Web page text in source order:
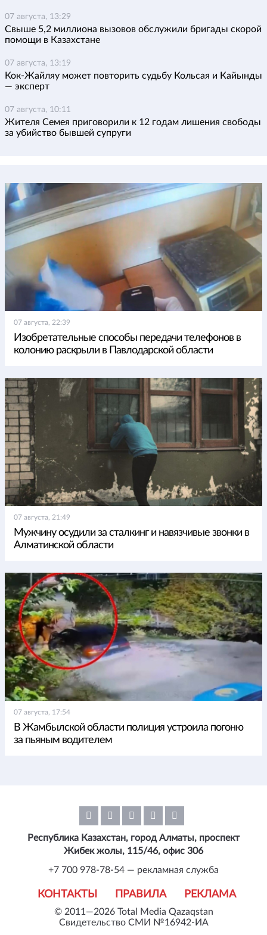
07 августа, 13:29
Свыше 5,2 миллиона вызовов обслужили бригады скорой
помощи в Казахстане
07 августа, 13:19
Кок-Жайляу может повторить судьбу Кольсая и Кайынды
— эксперт
07 августа, 10:11
Жителя Семея приговорили к 12 годам лишения свободы
за убийство бывшей супруги
07 августа, 22:39
Изобретательные способы передачи телефонов в
колонию раскрыли в Павлодарской области
07 августа, 21:49
Мужчину осудили за сталкинг и навязчивые звонки в
Алматинской области
07 августа, 17:54
В Жамбылской области полиция устроила погоню
за пьяным водителем
© 2011—2026 Total Media Qazaqstan
Свидетельство СМИ №16942-ИА
КОНТАКТЫ ПРАВИЛА РЕКЛАМА
Республика Казахстан, город Алматы, проспект
Жибек жолы, 115/46, офис 306
+7 700 978-78-54 — рекламная служба